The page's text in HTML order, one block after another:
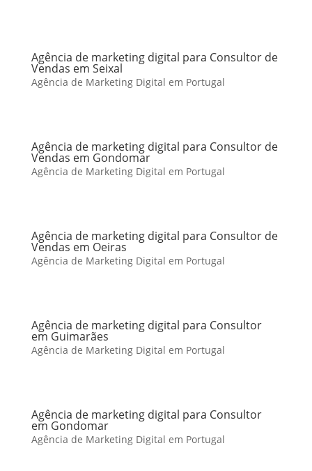
Agência de marketing digital para Consultor de
Vendas em Seixal
Agência de Marketing Digital em Portugal
Agência de marketing digital para Consultor de
Vendas em Gondomar
Agência de Marketing Digital em Portugal
Agência de marketing digital para Consultor de
Vendas em Oeiras
Agência de Marketing Digital em Portugal
Agência de marketing digital para Consultor
em Guimarães
Agência de Marketing Digital em Portugal
Agência de marketing digital para Consultor
em Gondomar
Agência de Marketing Digital em Portugal